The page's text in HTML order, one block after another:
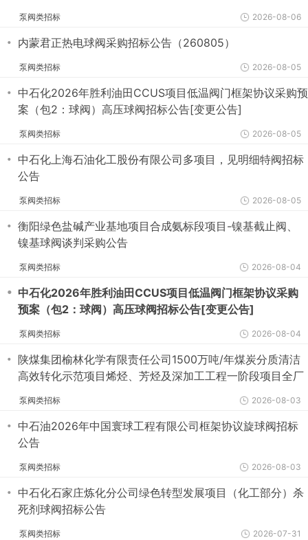
泵阀类招标 2026-08-06
・ 内蒙君正热电球阀采购招标公告（260805）
泵阀类招标 2026-08-05
・ 中石化2026年胜利油田CCUS项目低温阀门框架协议采购预
案（包2：球阀）高压球阀招标公告[变更公告]
泵阀类招标 2026-08-05
・ 中石化上海石油化工股份有限公司多项目，见明细特阀招标
公告
泵阀类招标 2026-08-05
・ 衡阳绿色盐碱产业基地项目合成氨标段项目-镍基截止阀、
镍基球阀谈判采购公告
泵阀类招标 2026-08-04
・ 中石化2026年胜利油田CCUS项目低温阀门框架协议采购
预案（包2：球阀）高压球阀招标公告[变更公告]
泵阀类招标 2026-08-04
・ 陕煤集团榆林化学有限责任公司1500万吨/年煤炭分质清洁
高效转化示范项目烯烃、芳烃及深加工工程一阶段项目全厂
泵阀类招标 2026-08-03
・ 中石油2026年中国寰球工程有限公司框架协议旋球阀招标
公告
泵阀类招标 2026-08-03
・ 中石化石家庄炼化分公司绿色转型发展项目（化工部分）杀
死剂球阀招标公告
泵阀类招标 2026-07-31